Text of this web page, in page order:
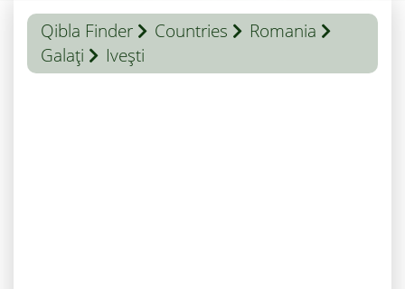
Qibla Finder Countries
Romania
Galaţi
Ivești